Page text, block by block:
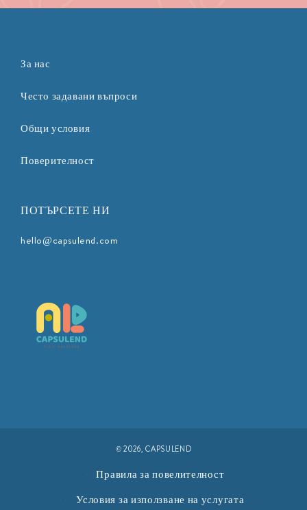
За нас
Често задавани въпроси
Общи условия
Поверителност
ПОТЪРСЕТЕ НИ
hello@capsulend.com
© 2026,CAPSULEND
Правила за повелителност
Условия за използване на услугата